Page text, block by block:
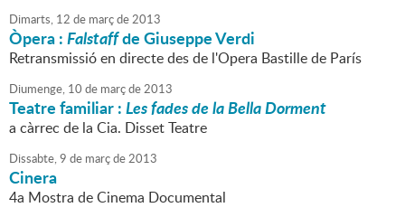
Dimarts, 12 de marçde2013
Òpera :Falstaffde Giuseppe Verdi
Retransmissió en directe des de l'Opera Bastille de París
Diumenge, 10 de marçde2013
Teatre familiar :Les fades de la Bella Dorment
a càrrec de la Cia. Disset Teatre
Dissabte,9 de marçde2013
Cinera
4a Mostra de Cinema Documental